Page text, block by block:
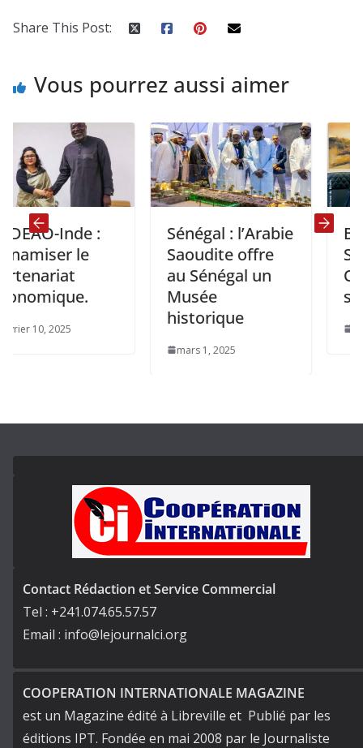
Share This Post:
Vous pourrez aussi aimer
Inde :
le
Sénégal : l’Arabie
Saoudite offre
au Sénégal un
historique
mars 1, 2025
Benin-
Six
mai 23, 2025
Contact Rédaction et Service Commercial
Tel : +241.074.65.57.57
Email : info@lejournalci.org
COOPERATION INTERNATIONALE MAGAZINE
est un Magazine édité à Libreville et Publié par les
éditions IPT. Fondée en mai 2008 par le Journaliste